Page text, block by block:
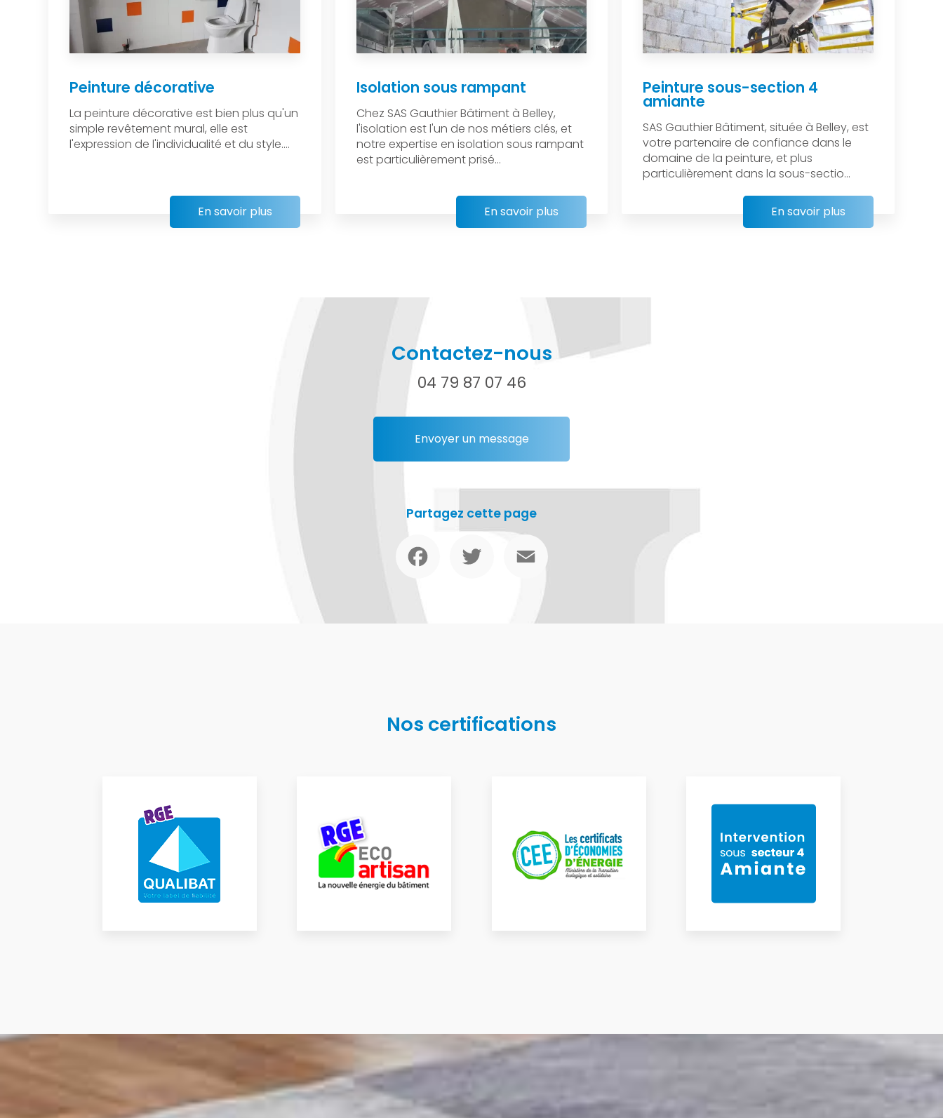
Peinture décorative
La peinture décorative est bien plus qu'un
simple revêtement mural, elle est
l'expression de l'individualité et du style....
En savoir plus
Isolation sous rampant
Chez SAS Gauthier Bâtiment à Belley,
l'isolation est l'un de nos métiers clés, et
notre expertise en isolation sous rampant
est particulièrement prisé...
En savoir plus
Peinture sous-section 4
amiante
SAS Gauthier Bâtiment, située à Belley, est
votre partenaire de confiance dans le
domaine de la peinture, et plus
particulièrement dans la sous-sectio...
En savoir plus
Contactez-nous
04 79 87 07 46
Envoyer un message
Partagez cette page
Twitter
Nos certifications